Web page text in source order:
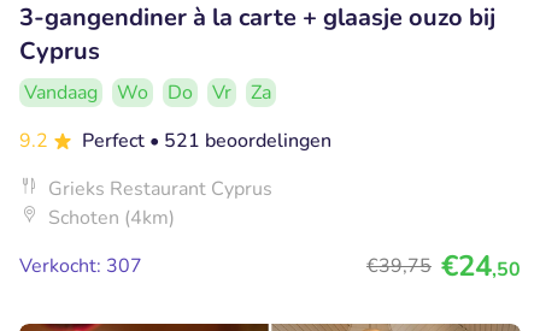
3-gangendiner à la carte + glaasje ouzo bij
Cyprus
Vandaag Wo Do Vr
Za
9.2
Perfect • 521 beoordelingen
Grieks Restaurant Cyprus
Schoten (4km)
Verkocht: 307
€39,75 €24,50